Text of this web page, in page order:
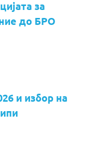
за
до БРО
и избор на